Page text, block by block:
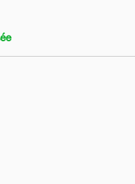
terme de grammages
Airsoft qui modofie
de l'interne grâce à sa
soulever n'importes quelles